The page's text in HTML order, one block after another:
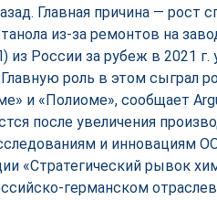
Главная причина — рост
из-за ремонтов на
из России за рубеж в 2021 г.
роль в этом сыграл
и «Полиоме», сообщает
после увеличения
и инновациям
«Стратегический рывок
германском